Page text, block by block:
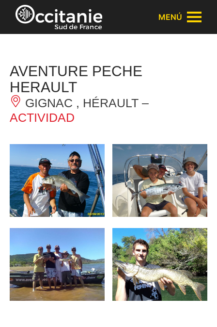
Panel de gestión de cookies
MENÚ
AVENTURE PECHE
HERAULT
GIGNAC , HÉRAULT –
ACTIVIDAD